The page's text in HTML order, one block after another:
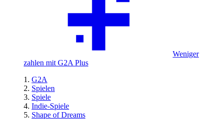
Weniger
zahlen mit G2A Plus
G2A
Spielen
Spiele
Indie-Spiele
Shape of Dreams